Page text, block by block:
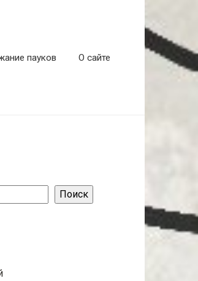
пауков О сайте
Поиск